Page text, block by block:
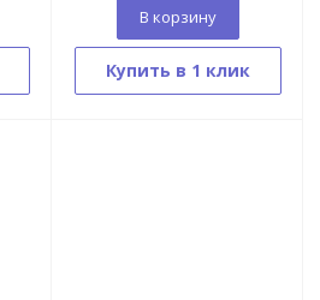
В корзину
Купить в 1 клик